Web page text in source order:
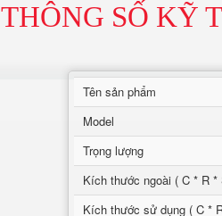
THÔNG SỐ KỸ
Tên sản phẩm
Model
Trọng lượng
Kích thước ngoài ( C * R *
Kích thước sử dụng ( C *